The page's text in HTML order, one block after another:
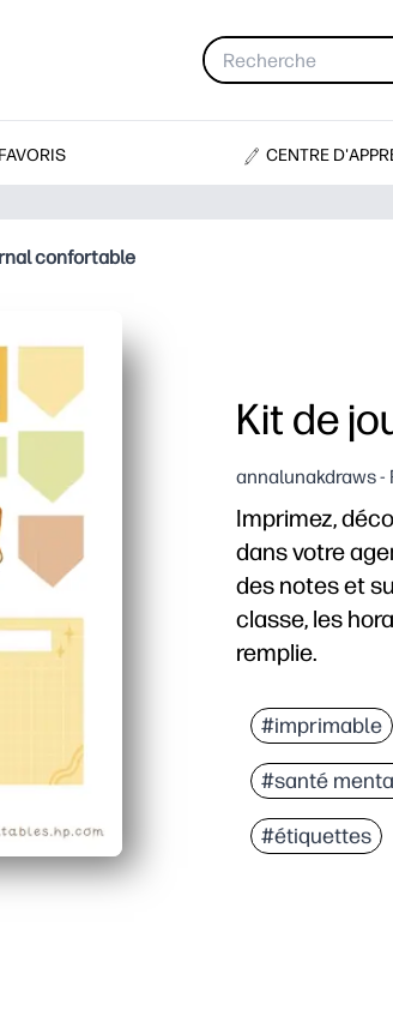
FAVORIS CENTRE
confortable
Kit de
annalunakdraws
Imprimez,
dans votre
des notes et
classe, les
remplie.
Aucune
Permet à
Stimule le
Flexible et
#imprimable
#santé
#étiquettes